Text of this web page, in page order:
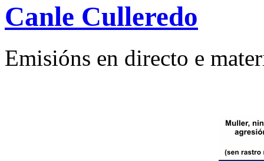
Canle Culleredo
Emisións en directo e